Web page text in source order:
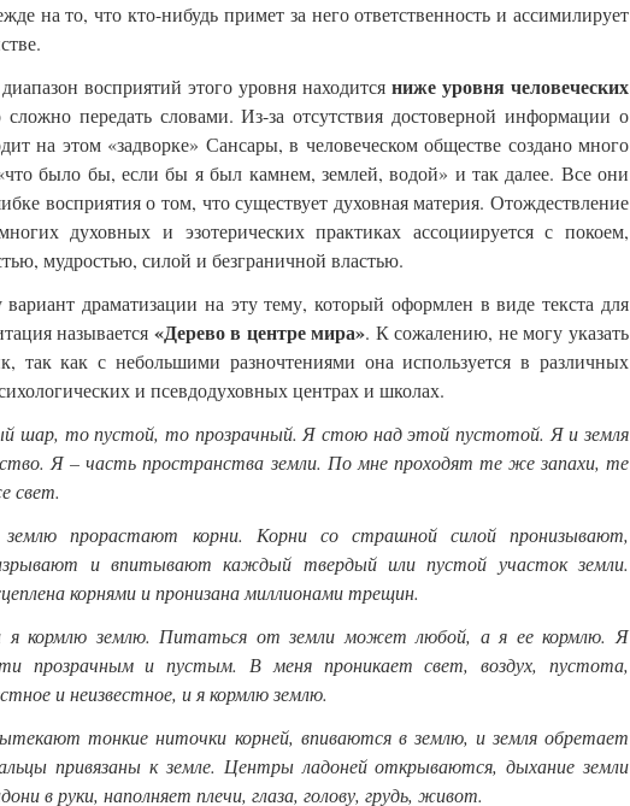
на то, что кто-нибудь примет за него ответственность и ассимилирует
восприятий этого уровня находится ниже уровня человеческих
сложно передать словами. Из-за отсутствия достоверной информации о
на этом «задворке» Сансары, в человеческом обществе создано много
было бы, если бы я был камнем, землей, водой» и так далее. Все они
восприятия о том, что существует духовная материя. Отождествление
духовных и эзотерических практиках ассоциируется с покоем,
мудростью, силой и безграничной властью.
драматизации на эту тему, который оформлен в виде текста для
называется «Дерево в центре мира». К сожалению, не могу указать
так как с небольшими разночтениями она используется в различных
и псевдодуховных центрах и школах.
шар, то пустой, то прозрачный. Я стою над этой пустотой. Я и земля
Я – часть пространства земли. По мне проходят те же запахи, те
свет.
прорастают корни. Корни со страшной силой пронизывают,
и впитывают каждый твердый или пустой участок земли.
корнями и пронизана миллионами трещин.
я кормлю землю. Питаться от земли может любой, а я ее кормлю. Я
прозрачным и пустым. В меня проникает свет, воздух, пустота,
и неизвестное, и я кормлю землю.
тонкие ниточки корней, впиваются в землю, и земля обретает
привязаны к земле. Центры ладоней открываются, дыхание земли
в руки, наполняет плечи, глаза, голову, грудь, живот.